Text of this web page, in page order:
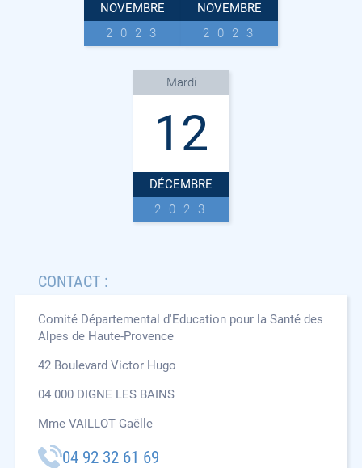
NOVEMBRE
2023
NOVEMBRE
2023
Mardi
12
DÉCEMBRE
2023
CONTACT :
Comité Départemental d'Education pour la Santé des
Alpes de Haute-Provence
42 Boulevard Victor Hugo
04 000 DIGNE LES BAINS
Mme VAILLOT Gaëlle
04 92 32 61 69